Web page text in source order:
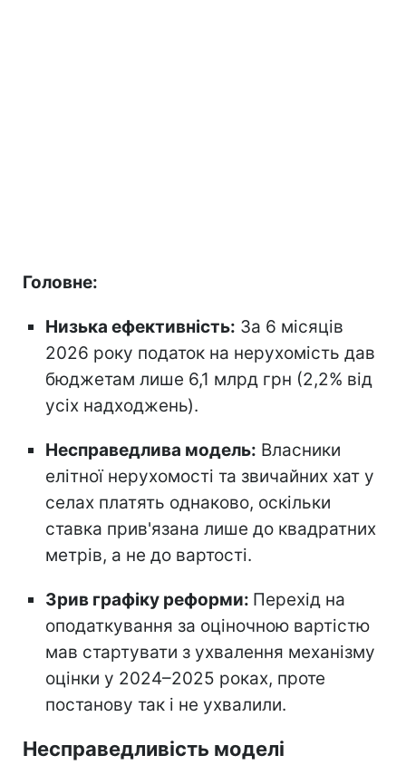
Головне:
Низька ефективність: За 6 місяців
2026 року податок на нерухомість дав
бюджетам лише 6,1 млрд грн (2,2% від
усіх надходжень).
Несправедлива модель: Власники
елітної нерухомості та звичайних хат у
селах платять однаково, оскільки
ставка прив'язана лише до квадратних
метрів, а не до вартості.
Зрив графіку реформи: Перехід на
оподаткування за оціночною вартістю
мав стартувати з ухвалення механізму
оцінки у 2024–2025 роках, проте
постанову так і не ухвалили.
Несправедливість моделі